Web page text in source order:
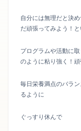
自分には無理だと決
だ頑張ってみよう！
プログラムや活動に
のように粘り強く！頑
毎日栄養満点のバラ
るように
ぐっすり休んで